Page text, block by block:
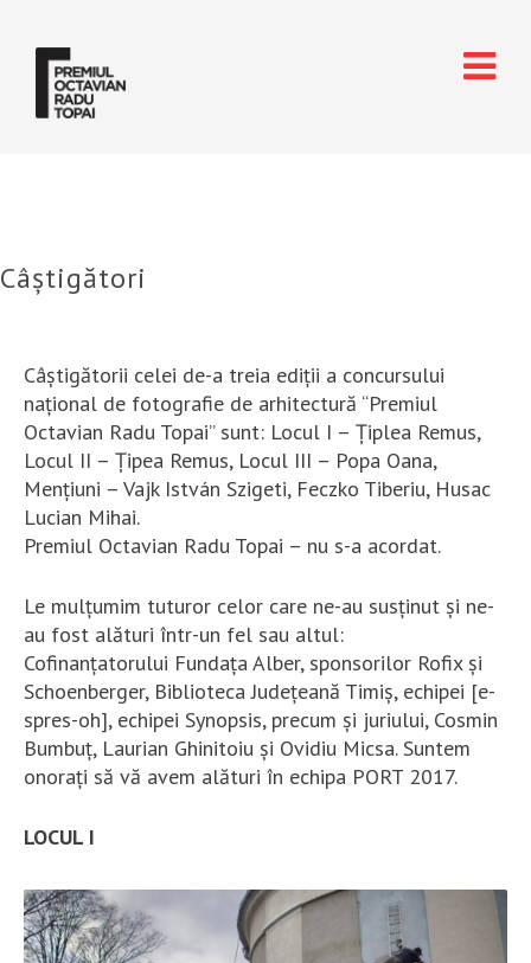
Câștigători
Câștigătorii celei de-a treia ediții a concursului
național de fotografie de arhitectură “Premiul
Octavian Radu Topai” sunt: Locul I – Țiplea Remus,
Locul II – Țipea Remus, Locul III – Popa Oana,
Mențiuni – Vajk István Szigeti, Feczko Tiberiu, Husac
Lucian Mihai.
Premiul Octavian Radu Topai – nu s-a acordat.
Le mulțumim tuturor celor care ne-au susținut și ne-
au fost alături într-un fel sau altul:
Cofinanțatorului Fundața Alber, sponsorilor Rofix și
Schoenberger, Biblioteca Județeană Timiș, echipei [e-
spres-oh], echipei Synopsis, precum și juriului, Cosmin
Bumbuț, Laurian Ghinitoiu și Ovidiu Micsa. Suntem
onorați să vă avem alături în echipa PORT 2017.
LOCUL I